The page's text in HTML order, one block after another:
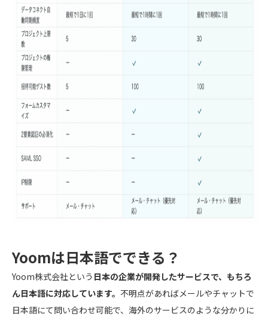
Yoomは日本語でできる？
Yoom株式会社という 日本の企業が開発したサービスで、もちろ
ん日本語に対応しています。 不明点があればメールやチャットで
日本語にて問い合わせ可能で、海外のサービスのような分かりに